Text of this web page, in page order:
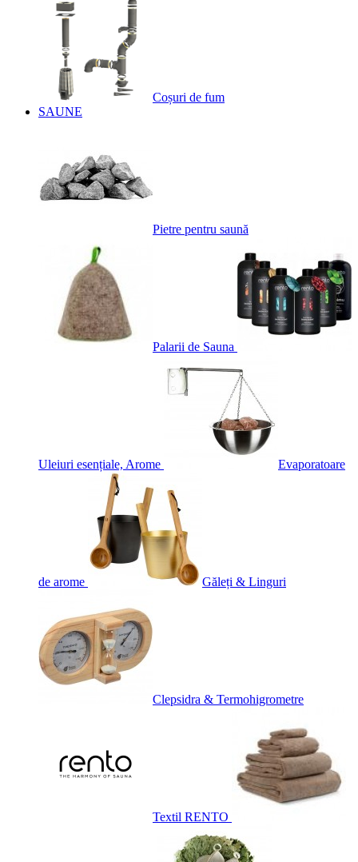
Coșuri de fum
SAUNE
Pietre pentru saună
Palarii de Sauna
Uleiuri esențiale, Arome Evaporatoare
de arome Găleți & Linguri
Clepsidra & Termohigrometre
Textil RENTO